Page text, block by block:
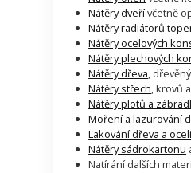
Nátěry dveřívčetně
Nátěry radiátorů
Nátěry ocelových
Nátěry plechových
Nátěry dřeva,
Nátěry střech, krovů
Nátěry plotů a
Moření a lazurování
Lakování dřeva a oceli
Nátěry sádrokartonu
Natírání dalších